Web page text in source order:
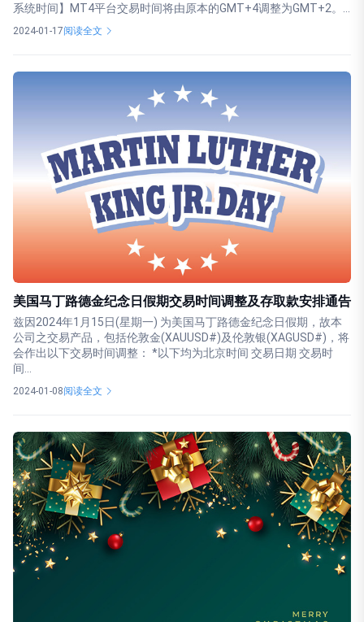
系统时间】MT4平台交易时间将由原本的GMT+4调整为GMT+2。...
2024-01-17阅读全文
美国马丁路德金纪念日假期交易时间调整及存取款安排通告
兹因2024年1月15日(星期一) 为美国马丁路德金纪念日假期，故本
公司之交易产品，包括伦敦金(XAUUSD#)及伦敦银(XAGUSD#)，将
会作出以下交易时间调整： *以下均为北京时间 交易日期 交易时
间...
2024-01-08阅读全文